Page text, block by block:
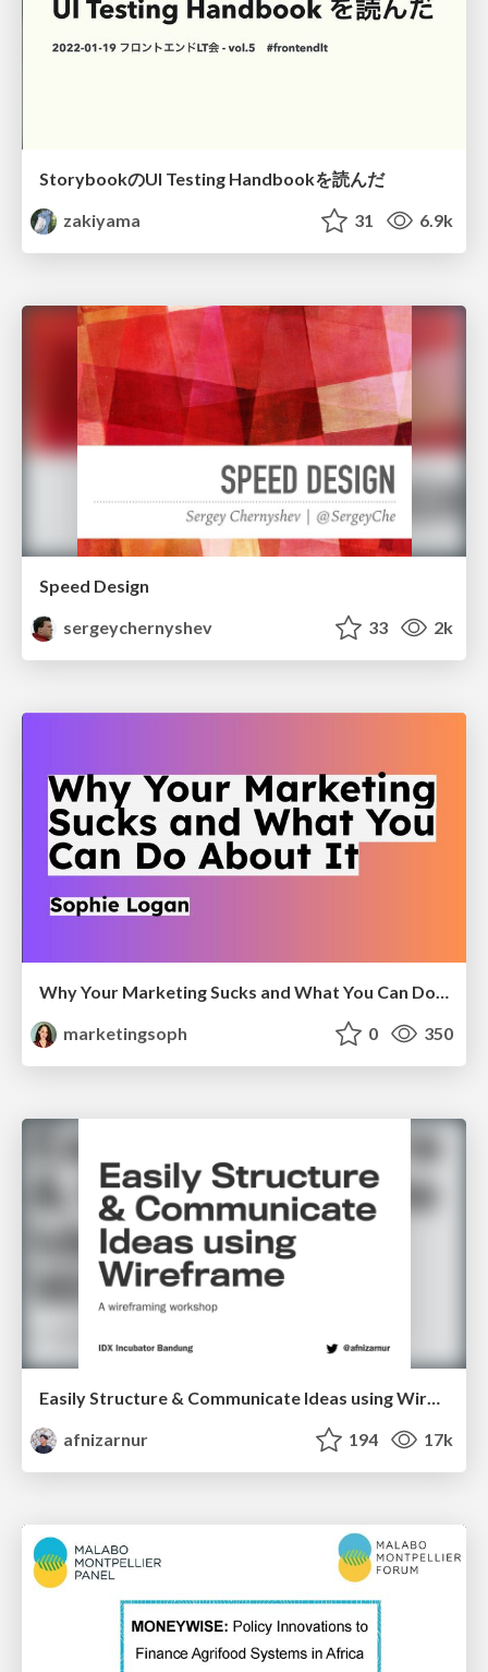
StorybookのUI Testing Handbookを読んだ
zakiyama
31 6.9k
Speed Design
sergeychernyshev
33 2k
Why Your Marketing Sucks and What You Can Do About It - Sophie Logan
marketingsoph
0 350
Easily Structure & Communicate Ideas using Wireframe
afnizarnur
194 17k